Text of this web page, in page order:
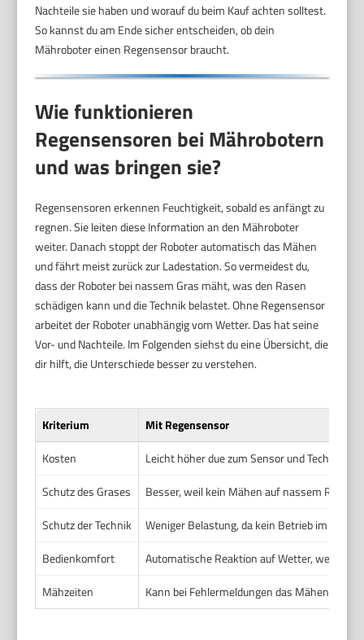
Nachteile sie haben und worauf du beim Kauf achten solltest.
So kannst du am Ende sicher entscheiden, ob dein
Mähroboter einen Regensensor braucht.
Wie funktionieren
Regensensoren bei Mährobotern
und was bringen sie?
Regensensoren erkennen Feuchtigkeit, sobald es anfängt zu
regnen. Sie leiten diese Information an den Mähroboter
weiter. Danach stoppt der Roboter automatisch das Mähen
und fährt meist zurück zur Ladestation. So vermeidest du,
dass der Roboter bei nassem Gras mäht, was den Rasen
schädigen kann und die Technik belastet. Ohne Regensensor
arbeitet der Roboter unabhängig vom Wetter. Das hat seine
Vor- und Nachteile. Im Folgenden siehst du eine Übersicht, die
dir hilft, die Unterschiede besser zu verstehen.
Kriterium
Mit Regensensor
Kosten
Leicht höher due zum Sensor und Technik
Schutz des Grases
Besser, weil kein Mähen auf nassem Rasen
Schutz der Technik
Weniger Belastung, da kein Betrieb im Regen
Bedienkomfort
Automatische Reaktion auf Wetter, weniger
Mähzeiten
Kann bei Fehlermeldungen das Mähen zu